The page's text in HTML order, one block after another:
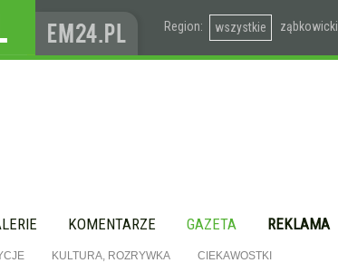
Region: wszystkie ząbkowicki
KOMENTARZE GAZETA REKLAMA
KULTURA, ROZRYWKA CIEKAWOSTKI